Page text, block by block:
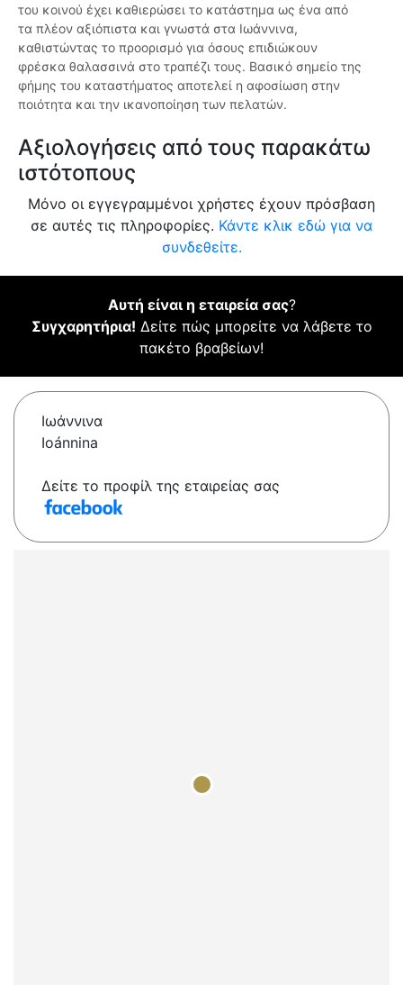
του κοινού έχει καθιερώσει το κατάστημα ως ένα από
τα πλέον αξιόπιστα και γνωστά στα Ιωάννινα,
καθιστώντας το προορισμό για όσους επιδιώκουν
φρέσκα θαλασσινά στο τραπέζι τους. Βασικό σημείο της
φήμης του καταστήματος αποτελεί η αφοσίωση στην
ποιότητα και την ικανοποίηση των πελατών.
Αξιολογήσεις από τους παρακάτω
ιστότοπους
Μόνο οι εγγεγραμμένοι χρήστες έχουν πρόσβαση
σε αυτές τις πληροφορίες. Κάντε κλικ εδώ για να
συνδεθείτε.
Αυτή είναι η εταιρεία σας?
Συγχαρητήρια! Δείτε πώς μπορείτε να λάβετε το
πακέτο βραβείων!
Ιωάννινα
Ioánnina
Δείτε το προφίλ της εταιρείας σας